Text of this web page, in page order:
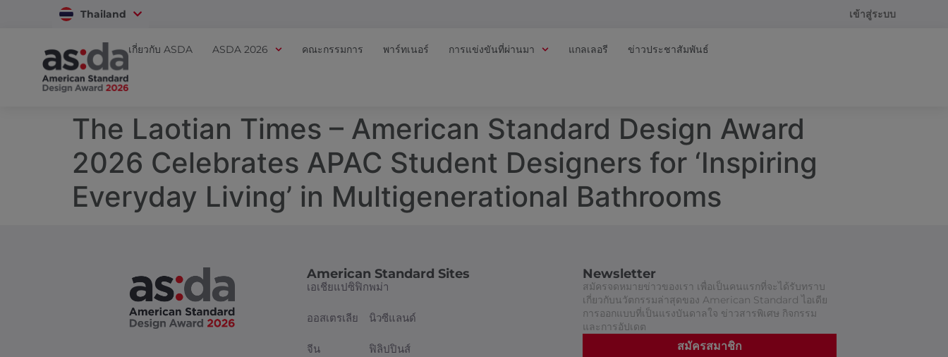
Thailand
Vietnam เข้าสู่ระบบ
เกี่ยวกับ ASDA ASDA 2026 คณะกรรมการ พาร์ทเนอร์ การแข่งขันที่ผ่านมา แกลเลอรี ข่าวประชาสัมพันธ์
The Laotian Times – American Standard Design Award
2026 Celebrates APAC Student Designers for ‘Inspiring
Everyday Living’ in Multigenerational Bathrooms
American Standard Sites
เอเชียแปซิฟิก
ออสเตรเลีย
จีน
พม่า
นิวซีแลนด์
ฟิลิปปินส์
Newsletter
สมัครจดหมายข่าวของเรา เพื่อเป็นคนแรกที่จะได้รับทราบ
เกี่ยวกับนวัตกรรมล่าสุดของ American Standard ไอเดีย
การออกแบบที่เป็นแรงบันดาลใจ ข่าวสารพิเศษ กิจกรรม
และการอัปเดต
สมัครสมาชิก